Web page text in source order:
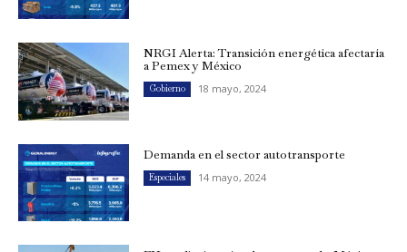
NRGI Alerta: Transición energética afectaría
a Pemex y México
Gobierno 18 mayo, 2024
Demanda en el sector autotransporte
Especiales 14 mayo, 2024